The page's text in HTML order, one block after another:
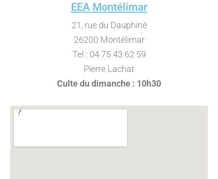
EEA Montélimar
21, rue du Dauphiné
26200 Montélimar
Tel : 04 75 43 62 59
Pierre Lachat
Culte du dimanche : 10h30